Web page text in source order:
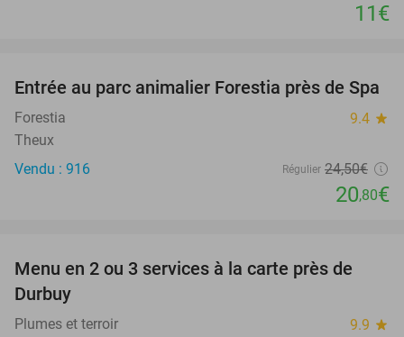
11€
15%
Entrée au parc animalier Forestia près de Spa
Forestia 9.4 star
Theux
Vendu : 916
Régulier 24,50€
20,80€
25%
Menu en 2 ou 3 services à la carte près de
Durbuy
Plumes et terroir 9.9 star